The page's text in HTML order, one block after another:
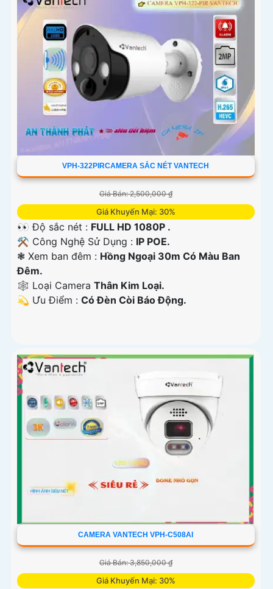
VPH-322PIRCAMERA SẮC NÉT VANTECH
Giá Bán: 2,500,000 ₫
Giá Khuyến Mại: 30%
👀 Độ sắc nét : FULL HD 1080P .
⚒ Công Nghệ Sử Dụng : IP POE.
❃ Xem ban đêm : Hồng Ngoại 30m Có Màu Ban
Đêm.
🕸️ Loại Camera Thân Kim Loại.
️💫 Ưu Điểm : Có Đèn Còi Báo Động.
CAMERA VANTECH VPH-C508AI
Giá Bán: 3,850,000 ₫
Giá Khuyến Mại: 30%